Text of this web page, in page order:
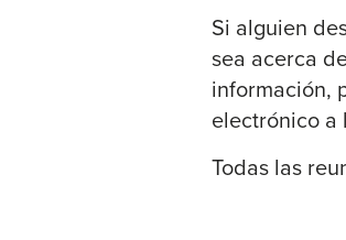
Si alguien
sea acerca
información,
electrónico a
Todas las